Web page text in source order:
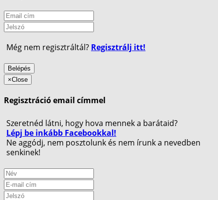
Még nem regisztráltál? Regisztrálj itt!
Belépés
×Close
Regisztráció email címmel
Szeretnéd látni, hogy hova mennek a barátaid?
Lépj be inkább Facebookkal!
Ne aggódj, nem posztolunk és nem írunk a nevedben
senkinek!